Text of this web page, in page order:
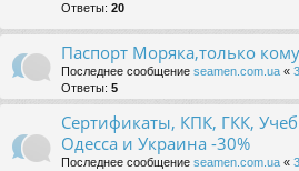
Ответы: 20
Паспорт Моряка,только
Последнее сообщение seamen.com.ua «
Ответы: 5
Сертификаты, КПК, ГКК,
Одесса и Украина -30%
Последнее сообщение seamen.com.ua «